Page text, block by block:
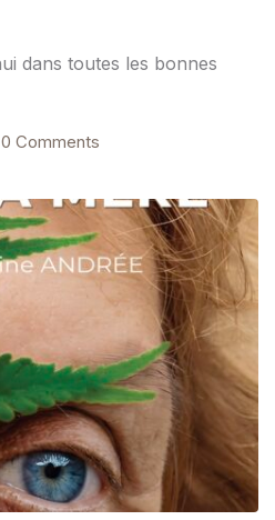
dans toutes les bonnes
0 Comments